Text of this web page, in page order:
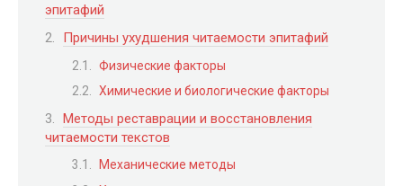
эпитафий
Причины ухудшения читаемости эпитафий
Физические факторы
Химические и биологические факторы
Методы реставрации и восстановления
читаемости текстов
Механические методы